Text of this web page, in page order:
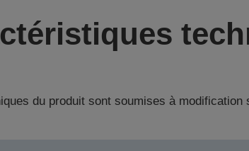
du produit sont soumises à modification